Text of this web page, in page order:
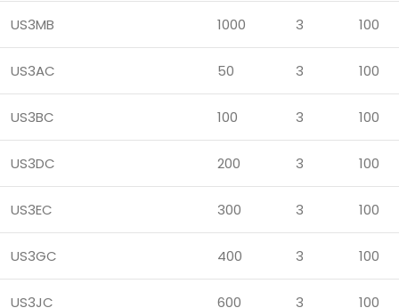
US3MB 1000 3 100
US3AC 50 3 100
US3BC 100 3 100
US3DC 200 3 100
US3EC 300 3 100
US3GC 400 3 100
US3JC 600 3 100